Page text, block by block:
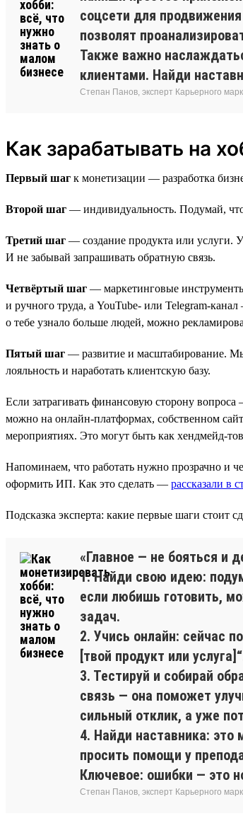
соцсети для
позволят
Также важно
клиентами. Найди
Степан Панов, эксперт Карьерного
Как зарабатывать на
Первый шаг к монетизации — разработка
Второй шаг — индивидуальность. Подумай, что
Третий шаг — создание продукта или услуги.
И не забывай запрашивать обратную связь.
Четвёртый шаг — маркетинговые
и ручного труда, а YouTube- или Telegram-
о тебе узнало больше людей, можно
Пятый шаг — развитие и масштабирование.
лояльность и наработать клиентскую базу.
Если затрагивать финансовую сторону
можно на онлайн-платформах, собственном
мероприятиях. Это могут быть как хендмейд-
Напоминаем, что работать нужно прозрачно и
оформить ИП. Как это сделать — рассказали в
Подсказка эксперта: какие первые шаги стоит
«Главное — не бояться и
1. Найди свою идею:
если любишь готовить,
задач.
2. Учись онлайн: сейчас
[твой продукт или
3. Тестируй и собирай
связь — она поможет
сильный отклик, а уже
4. Найди наставника:
просить помощи у
Ключевое: ошибки — это
Степан Панов, эксперт Карьерного